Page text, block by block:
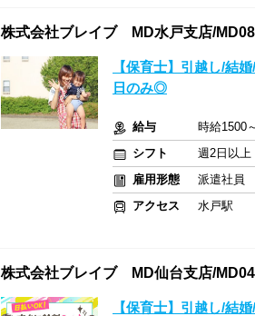
株式会社ブレイブ MD水戸支店/MD08
【保育士】引越し/結
日のみ◎
給与
時給1500
シフト
週2日以上
雇用形態
派遣社員
アクセス
水戸駅
株式会社ブレイブ MD仙台支店/MD04
【保育士】引越し/結